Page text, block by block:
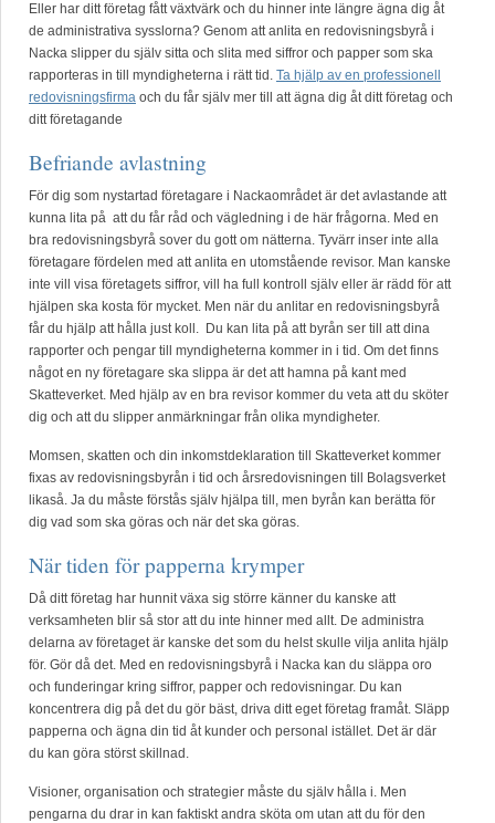
Eller har ditt företag fått växtvärk och du hinner inte längre ägna dig åt
de administrativa sysslorna? Genom att anlita en redovisningsbyrå i
Nacka slipper du själv sitta och slita med siffror och papper som ska
rapporteras in till myndigheterna i rätt tid. Ta hjälp av en professionell
redovisningsfirma och du får själv mer till att ägna dig åt ditt företag och
ditt företagande
Befriande avlastning
För dig som nystartad företagare i Nackaområdet är det avlastande att
kunna lita på att du får råd och vägledning i de här frågorna. Med en
bra redovisningsbyrå sover du gott om nätterna. Tyvärr inser inte alla
företagare fördelen med att anlita en utomstående revisor. Man kanske
inte vill visa företagets siffror, vill ha full kontroll själv eller är rädd för att
hjälpen ska kosta för mycket. Men när du anlitar en redovisningsbyrå
får du hjälp att hålla just koll. Du kan lita på att byrån ser till att dina
rapporter och pengar till myndigheterna kommer in i tid. Om det finns
något en ny företagare ska slippa är det att hamna på kant med
Skatteverket. Med hjälp av en bra revisor kommer du veta att du sköter
dig och att du slipper anmärkningar från olika myndigheter.
Momsen, skatten och din inkomstdeklaration till Skatteverket kommer
fixas av redovisningsbyrån i tid och årsredovisningen till Bolagsverket
likaså. Ja du måste förstås själv hjälpa till, men byrån kan berätta för
dig vad som ska göras och när det ska göras.
När tiden för papperna krymper
Då ditt företag har hunnit växa sig större känner du kanske att
verksamheten blir så stor att du inte hinner med allt. De administra
delarna av företaget är kanske det som du helst skulle vilja anlita hjälp
för. Gör då det. Med en redovisningsbyrå i Nacka kan du släppa oro
och funderingar kring siffror, papper och redovisningar. Du kan
koncentrera dig på det du gör bäst, driva ditt eget företag framåt. Släpp
papperna och ägna din tid åt kunder och personal istället. Det är där
du kan göra störst skillnad.
Visioner, organisation och strategier måste du själv hålla i. Men
pengarna du drar in kan faktiskt andra sköta om utan att du för den